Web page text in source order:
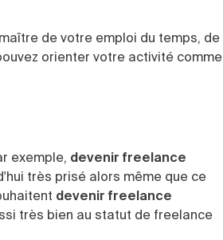
de votre emploi du temps, de
orienter votre activité comme
exemple, devenir freelance
très prisé alors même que ce
devenir freelance
très bien au statut de freelance